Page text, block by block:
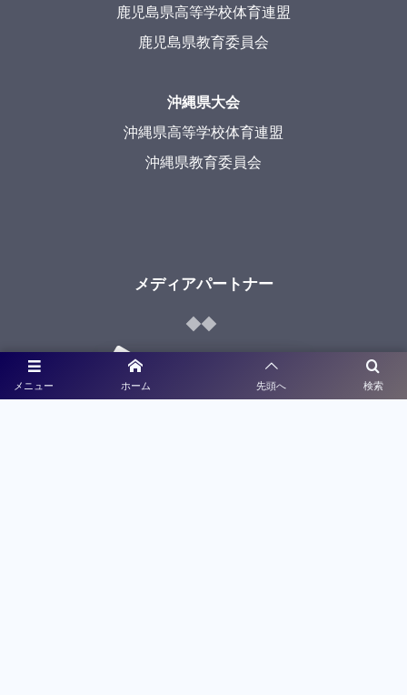
メニュー 検索
ホーム 先頭へ
鹿児島県高等学校体育連盟
鹿児島県教育委員会
沖縄県大会
沖縄県高等学校体育連盟
沖縄県教育委員会
メディアパートナー